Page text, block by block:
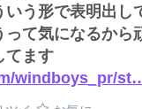
いう形で表明出し
って気になるから
ます
windboys_pr/